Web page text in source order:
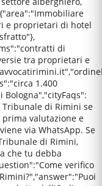
e proprietari di hotel
di
tra proprietari e
1.400
di Rimini se
prima valutazione e
via WhatsApp. Se
di Rimini,
che tu debba
verifico